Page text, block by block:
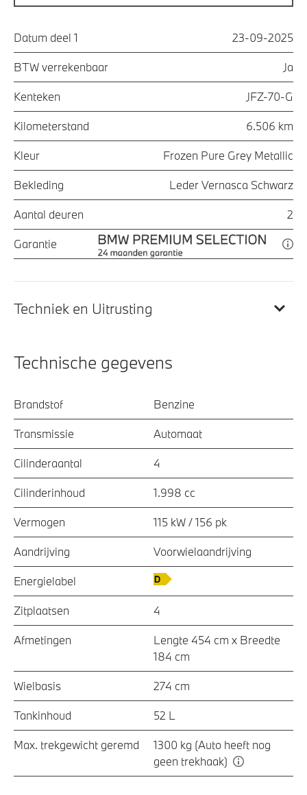
Datum deel 1 23-09-2025
BTW verrekenbaar Ja
Kenteken JFZ-70-G
Kilometerstand 6.506 km
Kleur Frozen Pure Grey Metallic
Bekleding Leder Vernasca Schwarz
Aantal deuren 2
Garantie
Techniek en Uitrusting
Technische gegevens
Brandstof Benzine
Transmissie Automaat
Cilinderaantal 4
Cilinderinhoud 1.998 cc
Vermogen 115 kW / 156 pk
Aandrijving Voorwielaandrijving
Energielabel
Zitplaatsen 4
Afmetingen
Lengte 454 cm x Breedte
184 cm
Wielbasis 274 cm
Tankinhoud 52 L
Max. trekgewicht geremd
1300 kg (Auto heeft nog
geen trekhaak)